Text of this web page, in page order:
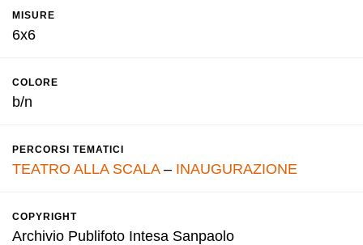
MISURE
6x6
COLORE
b/n
PERCORSI TEMATICI
TEATRO ALLA SCALA– INAUGURAZIONE
COPYRIGHT
Archivio Publifoto Intesa Sanpaolo